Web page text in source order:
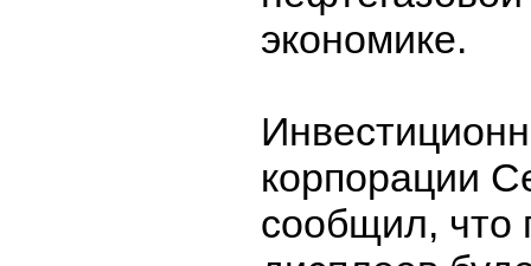
экономике.
корпорации
сообщил, что